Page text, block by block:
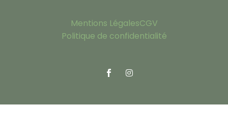
Mentions LégalesCGV
Politique de confidentialité